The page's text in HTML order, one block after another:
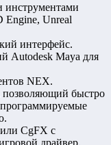
Engine, Unreal
интерфейс.
Autodesk Maya для
NEX.
позволяющий быстро
программируемые
CgFX с
драйвер,